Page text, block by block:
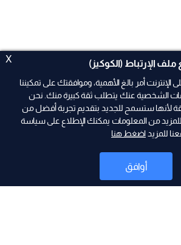
X الإرتباط (الكوكيز)
أمر بالغ الأهمية، وموافقتك على تمكيننا
الشخصية عنك يتطلب ثقة كبيرة منك. نحن
لأنها ستسمح للجديد بتقديم تجربة أفضل من
من المعلومات يمكنك الإطلاع على سياسة
للمزيد اضغط هنا
أوافق
ad